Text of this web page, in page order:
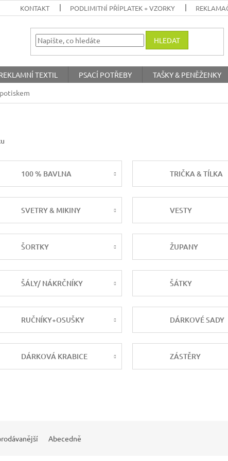
KONTAKT PODLIMITNÍ PŘÍPLATEK + VZORKY
HLEDAT
TEXTIL PSACÍ POTŘEBY TAŠKY & PENĚŽENKY
100 % BAVLNA TRIČKA & TÍLKA
SVETRY & MIKINY VESTY
ŠORTKY ŽUPANY
ŠÁLY/ NÁKRČNÍKY ŠÁTKY
RUČNÍKY+OSUŠKY DÁRKOVÉ SADY
DÁRKOVÁ KRABICE ZÁSTĚRY
Abecedně